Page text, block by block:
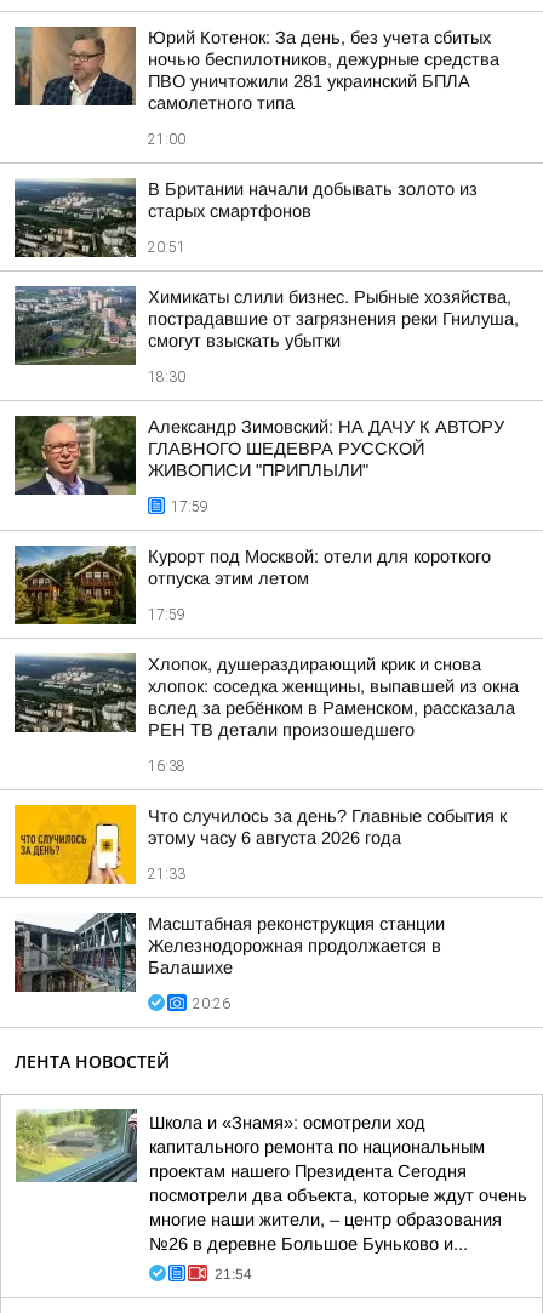
Юрий Котенок: За день, без учета сбитых
ночью беспилотников, дежурные средства
ПВО уничтожили 281 украинский БПЛА
самолетного типа
21:00
В Британии начали добывать золото из
старых смартфонов
20:51
Химикаты слили бизнес. Рыбные хозяйства,
пострадавшие от загрязнения реки Гнилуша,
смогут взыскать убытки
18:30
Александр Зимовский: НА ДАЧУ К АВТОРУ
ГЛАВНОГО ШЕДЕВРА РУССКОЙ
ЖИВОПИСИ "ПРИПЛЫЛИ"
17:59
Курорт под Москвой: отели для короткого
отпуска этим летом
17:59
Хлопок, душераздирающий крик и снова
хлопок: соседка женщины, выпавшей из окна
вслед за ребёнком в Раменском, рассказала
РЕН ТВ детали произошедшего
16:38
Что случилось за день? Главные события к
этому часу 6 августа 2026 года
21:33
Масштабная реконструкция станции
Железнодорожная продолжается в
Балашихе
20:26
ЛЕНТА НОВОСТЕЙ
Школа и «Знамя»: осмотрели ход
капитального ремонта по национальным
проектам нашего Президента Сегодня
посмотрели два объекта, которые ждут очень
многие наши жители, – центр образования
№26 в деревне Большое Буньково и...
21:54